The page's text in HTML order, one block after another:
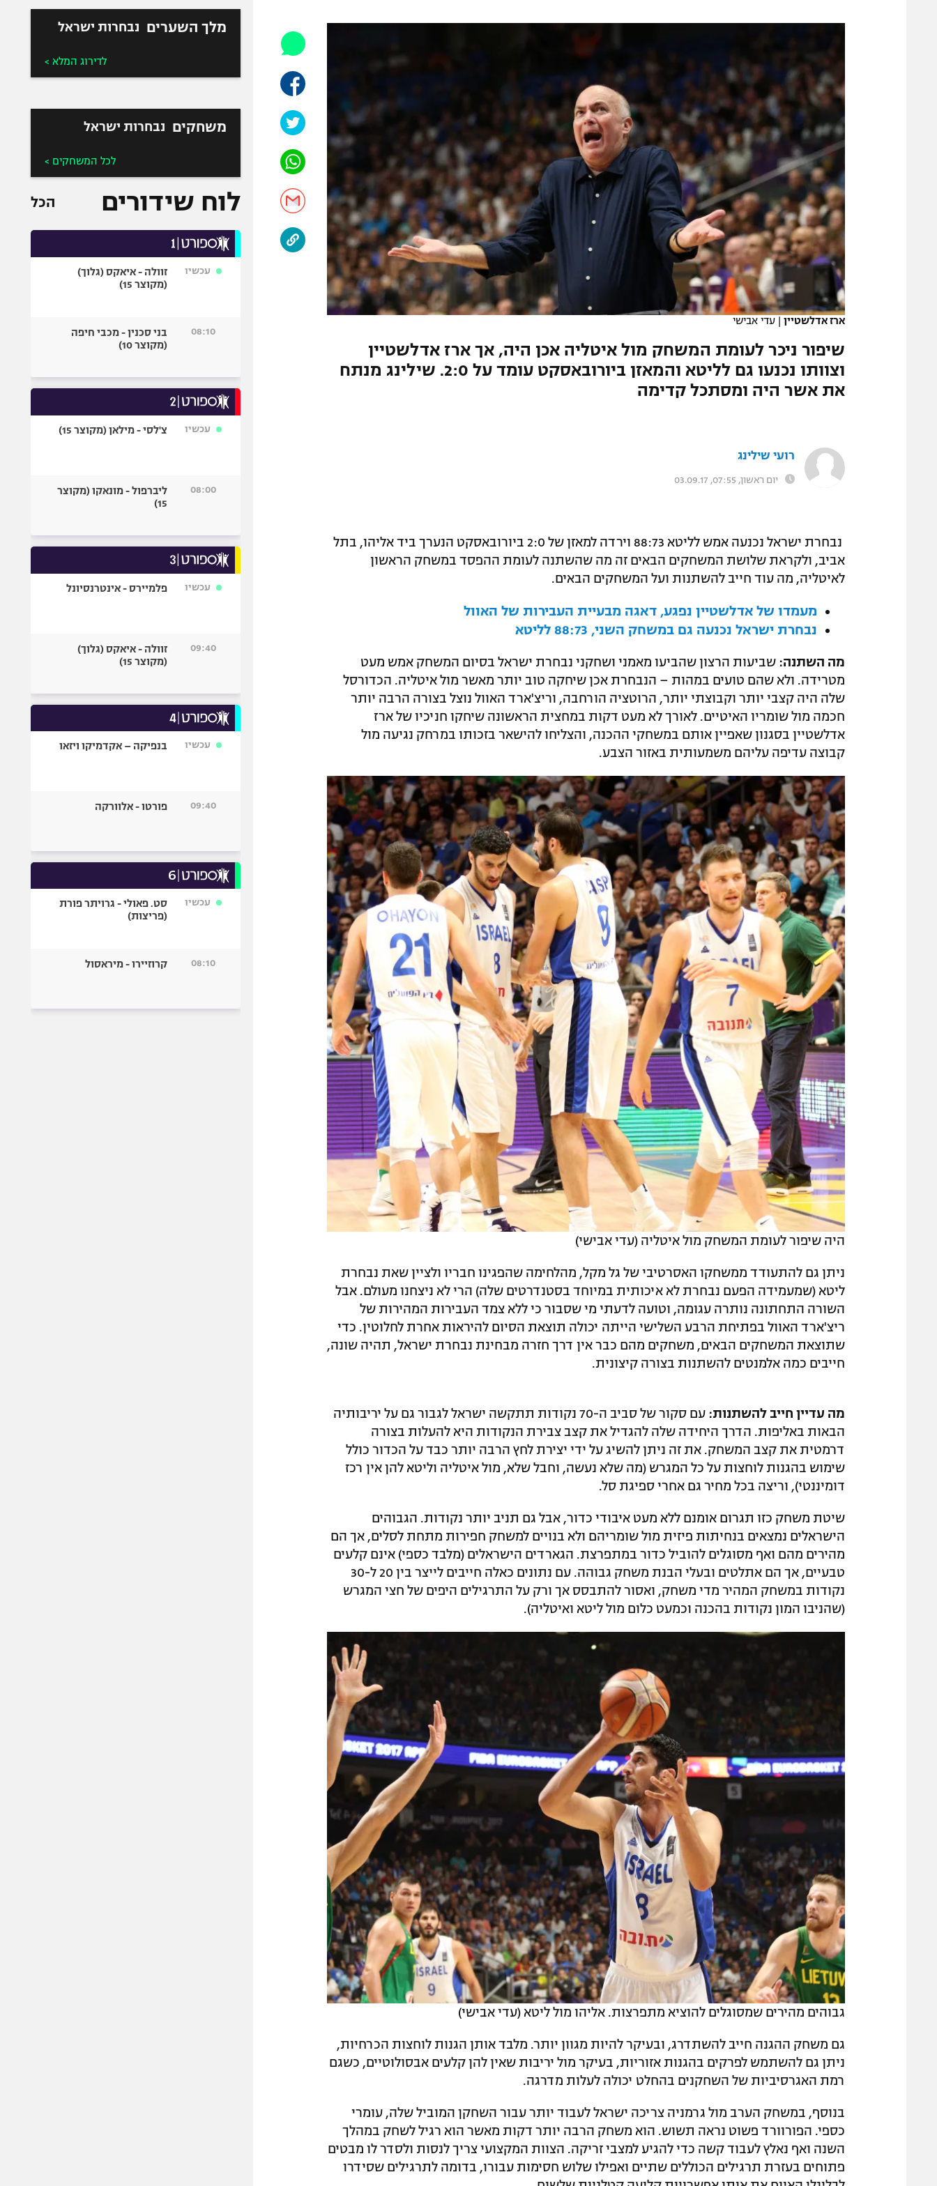
תקנון עבור פעילות ספורט 1 – "מרלן"
טניס
גיימינג E-Sports
תנאי שימוש
מדיניות פרטיות
תקנון פעילות ספורט 1
רשיון להקרנה פומבית לבית עסק
הצטרפות לחבילת הערוצים
לוח דרושים – ג'ובנט
תגיות
המגזין
הפועל תל אביב
הפועל באר שבע
מכבי נתניה
בני יהודה
ליגה סינית
אופניים
בייסבול MLB
ספורט אתגרי
אומנויות לחימה
ארז אדלשטיין | עדי אבישי
שיפור ניכר לעומת המשחק מול איטליה אכן היה, אך ארז אדלשטיין
וצוותו נכנעו גם לליטא והמאזן ביורובאסקט עומד על 2:0. שילינג מנתח
את אשר היה ומסתכל קדימה
רועי שילינג
יום ראשון, 07:55, 03.09.17
נבחרת ישראל נכנעה אמש לליטא 88:73 וירדה למאזן של 2:0 ביורובאסקט הנערך ביד אליהו, בתל
אביב, ולקראת שלושת המשחקים הבאים זה מה שהשתנה לעומת ההפסד במשחק הראשון
לאיטליה, מה עוד חייב להשתנות ועל המשחקים הבאים.
מעמדו של אדלשטיין נפגע, דאגה מבעיית העבירות של האוול
נבחרת ישראל נכנעה גם במשחק השני, 88:73 לליטא
מה השתנה: שביעות הרצון שהביעו מאמני ושחקני נבחרת ישראל בסיום המשחק אמש מעט
מטרידה. ולא שהם טועים במהות – הנבחרת אכן שיחקה טוב יותר מאשר מול איטליה. הכדורסל
שלה היה קצבי יותר וקבוצתי יותר, הרוטציה הורחבה, וריצ'ארד האוול נוצל בצורה הרבה יותר
חכמה מול שומריו האיטיים. לאורך לא מעט דקות במחצית הראשונה שיחקו חניכיו של ארז
אדלשטיין בסגנון שאפיין אותם במשחקי ההכנה, והצליחו להישאר בזכותו במרחק נגיעה מול
קבוצה עדיפה עליהם משמעותית באזור הצבע.
היה שיפור לעומת המשחק מול איטליה (עדי אבישי)
ניתן גם להתעודד ממשחקו האסרטיבי של גל מקל, מהלחימה שהפגינו חבריו ולציין שאת נבחרת
ליטא (שמעמידה הפעם נבחרת לא איכותית במיוחד בסטנדרטים שלה) הרי לא ניצחנו מעולם. אבל
השורה התחתונה נותרה עגומה, וטועה לדעתי מי שסבור כי ללא צמד העבירות המהירות של
ריצ'ארד האוול בפתיחת הרבע השלישי הייתה יכולה תוצאת הסיום להיראות אחרת לחלוטין. כדי
שתוצאת המשחקים הבאים, משחקים מהם כבר אין דרך חזרה מבחינת נבחרת ישראל, תהיה שונה,
חייבים כמה אלמנטים להשתנות בצורה קיצונית.
מה עדיין חייב להשתנות:
עם סקור של סביב ה-70 נקודות תתקשה ישראל לגבור גם על יריבותיה
הבאות באליפות. הדרך היחידה שלה להגדיל את קצב צבירת הנקודות היא להעלות בצורה
דרמטית את קצב המשחק. את זה ניתן להשיג על ידי יצירת לחץ הרבה יותר כבד על הכדור כולל
שימוש בהגנות לוחצות על כל המגרש (מה שלא נעשה, וחבל שלא, מול איטליה וליטא להן אין רכז
דומיננטי), וריצה בכל מחיר גם אחרי ספיגת סל.
שיטת משחק כזו תגרום אומנם ללא מעט איבודי כדור, אבל גם תניב יותר נקודות. הגבוהים
הישראלים נמצאים בנחיתות פיזית מול שומריהם ולא בנויים למשחק חפירות מתחת לסלים, אך הם
מהירים מהם ואף מסוגלים להוביל כדור במתפרצת. הגארדים הישראלים (מלבד כספי) אינם קלעים
טבעיים, אך הם אתלטים ובעלי הבנת משחק גבוהה. עם נתונים כאלה חייבים לייצר בין 20 ל-30
נקודות במשחק המהיר מדי משחק, ואסור להתבסס אך ורק על התרגילים היפים של חצי המגרש
(שהניבו המון נקודות בהכנה וכמעט כלום מול ליטא ואיטליה).
גבוהים מהירים שמסוגלים להוציא מתפרצות. אליהו מול ליטא (עדי אבישי)
גם משחק ההגנה חייב להשתדרג, ובעיקר להיות מגוון יותר. מלבד אותן הגנות לוחצות הכרחיות,
ניתן גם להשתמש לפרקים בהגנות אזוריות, בעיקר מול יריבות שאין להן קלעים אבסולוטיים, כשגם
רמת האגרסיביות של השחקנים בהחלט יכולה לעלות מדרגה.
בנוסף, במשחק הערב מול גרמניה צריכה ישראל לעבוד יותר עבור השחקן המוביל שלה, עומרי
כספי. הפורוורד פשוט נראה תשוש. הוא משחק הרבה יותר דקות מאשר הוא רגיל לשחק במהלך
השנה ואף נאלץ לעבוד קשה כדי להגיע למצבי זריקה. הצוות המקצועי צריך לנסות ולסדר לו מבטים
פתוחים בעזרת תרגילים הכוללים שתיים ואפילו שלוש חסימות עבורו, בדומה לתרגילים שסידרו
מלך השערים נבחרות ישראל
לדירוג המלא >
משחקים נבחרות ישראל
לכל המשחקים >
לוח שידורים הכל
עכשיו
זוולה - איאקס (גלוך)
(מקוצר 15)
08:10
בני סכנין - מכבי חיפה
(מקוצר 10)
עכשיו צ'לסי - מילאן (מקוצר 15)
08:00
ליברפול - מונאקו (מקוצר
15)
עכשיו פלמיירס - אינטרנסיונל
09:40
זוולה - איאקס (גלוך)
(מקוצר 15)
עכשיו בנפיקה – אקדמיקו ויזאו
09:40 פורטו - אלוורקה
עכשיו
סט. פאולי - גרויתר פורת
(פריצות)
08:10 קרוזיירו - מיראסול